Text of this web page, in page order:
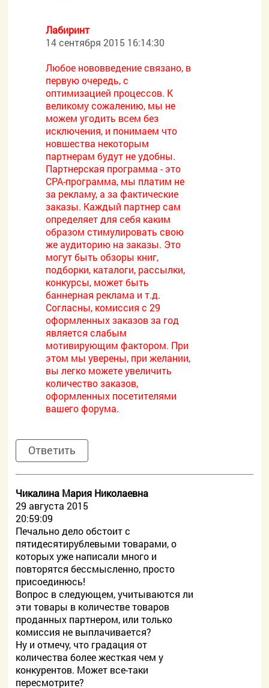
Лабиринт
14 сентября 2015 16:14:30
Любое нововведение связано, в
первую очередь, с
оптимизацией процессов. К
великому сожалению, мы не
можем угодить всем без
исключения, и понимаем что
новшества некоторым
партнерам будут не удобны.
Партнерская программа - это
CPA-программа, мы платим не
за рекламу, а за фактические
заказы. Каждый партнер сам
определяет для себя каким
образом стимулировать свою
же аудиторию на заказы. Это
могут быть обзоры книг,
подборки, каталоги, рассылки,
конкурсы, может быть
баннерная реклама и т.д.
Согласны, комиссия с 29
оформленных заказов за год
является слабым
мотивирующим фактором. При
этом мы уверены, при желании,
вы легко можете увеличить
количество заказов,
оформленных посетителями
вашего форума.
Ответить
Чикалина Мария Николаевна
29 августа 2015
20:59:09
Печально дело обстоит с
пятидесятирублевыми товарами, о
которых уже написали много и
повторятся бессмысленно, просто
присоединюсь!
Вопрос в следующем, учитываются ли
эти товары в количестве товаров
проданных партнером, или только
комиссия не выплачивается?
Ну и отмечу, что градация от
количества более жесткая чем у
конкурентов. Может все-таки
пересмотрите?